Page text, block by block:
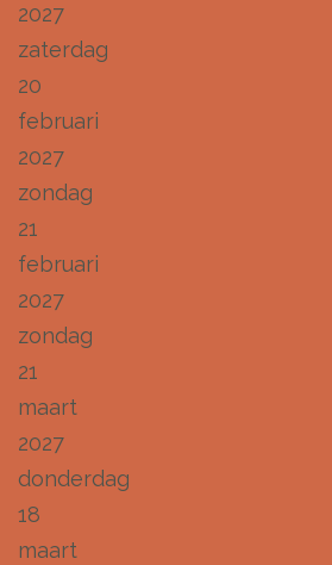
2027
zaterdag
20
februari
2027
zondag
21
februari
2027
zondag
21
maart
2027
donderdag
18
maart